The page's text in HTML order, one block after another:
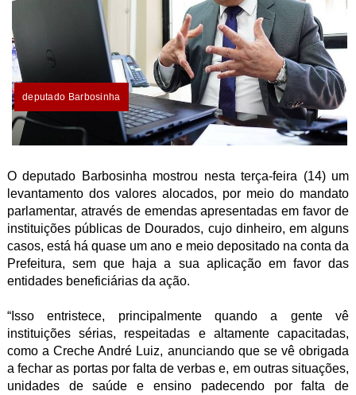
deputado Barbosinha
O deputado Barbosinha mostrou nesta terça-feira (14) um
levantamento dos valores alocados, por meio do mandato
parlamentar, através de emendas apresentadas em favor de
instituições públicas de Dourados, cujo dinheiro, em alguns
casos, está há quase um ano e meio depositado na conta da
Prefeitura, sem que haja a sua aplicação em favor das
entidades beneficiárias da ação.
“Isso entristece, principalmente quando a gente vê
instituições sérias, respeitadas e altamente capacitadas,
como a Creche André Luiz, anunciando que se vê obrigada
a fechar as portas por falta de verbas e, em outras situações,
unidades de saúde e ensino padecendo por falta de